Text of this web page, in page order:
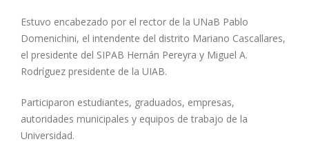
Estuvo encabezado por el rector de la UNaB Pablo
Domenichini, el intendente del distrito Mariano Cascallares,
el presidente del SIPAB Hernán Pereyra y Miguel A.
Rodríguez presidente de la UIAB.
Participaron estudiantes, graduados, empresas,
autoridades municipales y equipos de trabajo de la
Universidad.